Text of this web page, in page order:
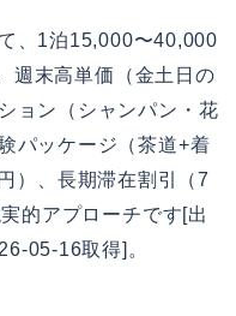
、1泊15,000〜40,000
週末高単価（金土日の
ョン（シャンパン・花
パッケージ（茶道+着
）、長期滞在割引（7
的アプローチです[出
05-16取得]。